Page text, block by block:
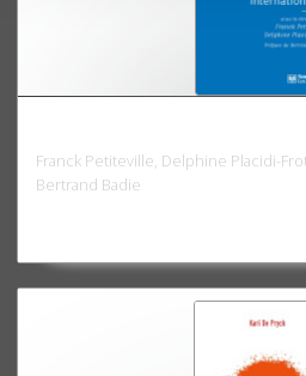
Franck Petiteville, Delphine Placidi-
Bertrand Badie